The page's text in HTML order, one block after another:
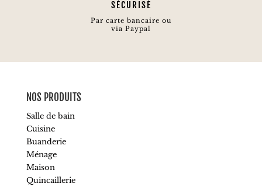
SÉCURISÉ
Par carte bancaire ou
via Paypal
NOS PRODUITS
Salle de bain
Cuisine
Buanderie
Ménage
Maison
Quincaillerie